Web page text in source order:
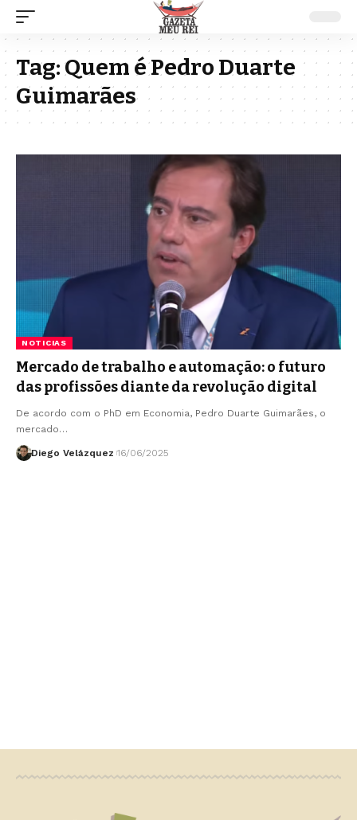
Tag:Quem é Pedro Duarte
Guimarães
NOTICIAS
Mercado de trabalho e automação: o futuro
das profissões diante da revolução digital
De acordo com o PhD em Economia, Pedro Duarte Guimarães, o
mercado…
Diego Velázquez 16/06/2025